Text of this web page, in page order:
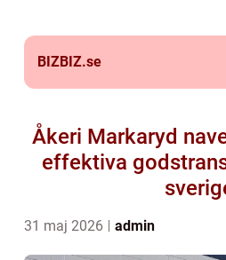
BIZBIZ.se
Åkeri Markaryd
effektiva
31 maj 2026 admin